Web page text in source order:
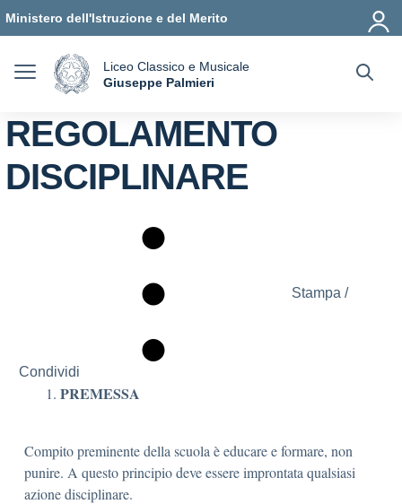
Ministero dell'Istruzione e del Merito
Liceo Classico e Musicale
Giuseppe Palmieri
REGOLAMENTO
DISCIPLINARE
Stampa /
Condividi
PREMESSA
Compito preminente della scuola è educare e formare, non
punire. A questo principio deve essere improntata qualsiasi
azione disciplinare.